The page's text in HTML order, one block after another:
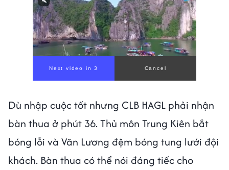
Next video in 1 Cancel
Dù nhập cuộc tốt nhưng CLB HAGL phải nhận
bàn thua ở phút 36. Thủ môn Trung Kiên bắt
bóng lỗi và Văn Lương đệm bóng tung lưới đội
khách. Bàn thua có thể nói đáng tiếc cho